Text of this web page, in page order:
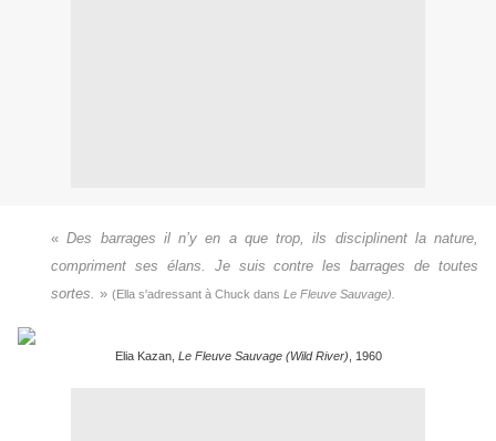
«Des barrages il n’y en a que trop, ils disciplinent la nature,
compriment ses élans. Je suis contre les barrages de toutes
sortes. » (Ella s'adressant à Chuck dans Le Fleuve Sauvage).
Elia Kazan, Le Fleuve Sauvage (Wild River) , 1960